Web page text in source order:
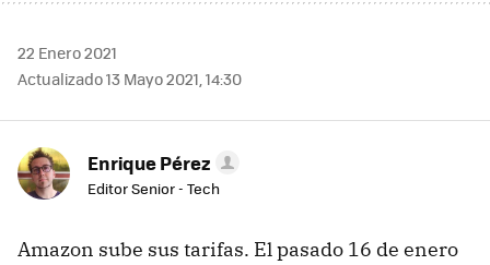
22 Enero 2021
Actualizado 13 Mayo 2021, 14:30
Enrique Pérez
Editor Senior - Tech
Amazon sube sus tarifas. El pasado 16 de enero